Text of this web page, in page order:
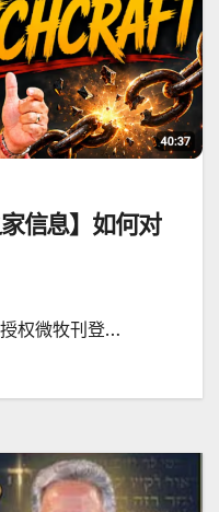
信息】如何对
权微牧刊登…